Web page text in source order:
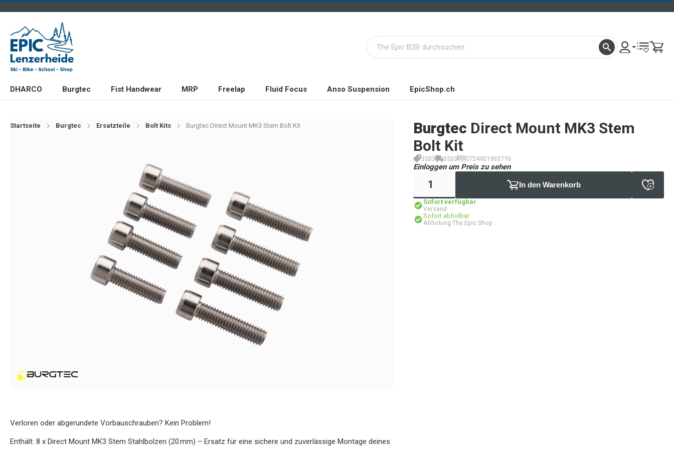
DHARCO Burgtec Fist Handwear MRP Freelap Fluid Focus Anso Suspension EpicShop.ch
Startseite Burgtec Ersatzteile Bolt Kits Burgtec Direct Mount MK3 Stem Bolt Kit Burgtec Direct Mount MK3 Stem
Bolt Kit
3533 3533 0724901933716
Einloggen um Preis zu sehen
In den Warenkorb
Sofort verfügbar
Versand
Sofort abholbar
Abholung The Epic Shop
Verloren oder abgerundete Vorbauschrauben? Kein Problem!
Enthält: 8 x Direct Mount MK3 Stem Stahlbolzen (20 mm) – Ersatz für eine sichere und zuverlässige Montage deines